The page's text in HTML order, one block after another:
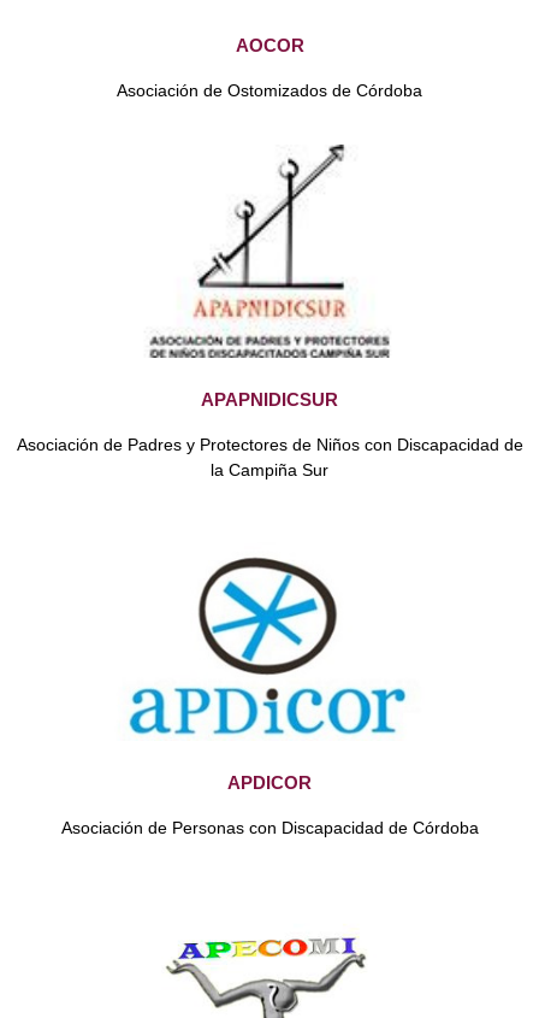
AOCOR
Asociación de Ostomizados de Córdoba
APAPNIDICSUR
Asociación de Padres y Protectores de Niños con Discapacidad de
la Campiña Sur
APDICOR
Asociación de Personas con Discapacidad de Córdoba